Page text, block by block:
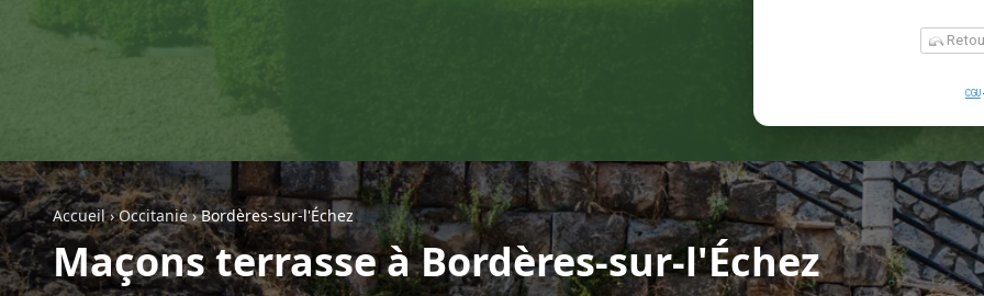
Accueil›Occitanie›Bordères-sur-l'Échez
Maçons terrasse à Bordères-sur-l'Échez